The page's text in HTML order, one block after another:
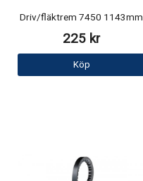
Driv/fläktrem 7450 1143mm
225 kr
Köp